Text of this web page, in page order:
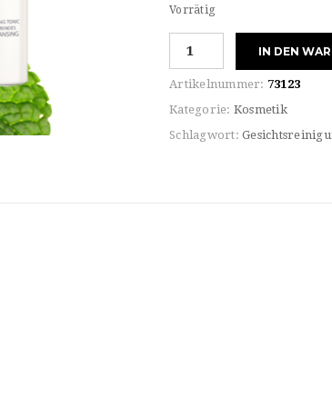
Vorrätig
CLEANSING
Menge
IN DEN
Artikelnummer: 73123
Kategorie: Kosmetik
Schlagwort: